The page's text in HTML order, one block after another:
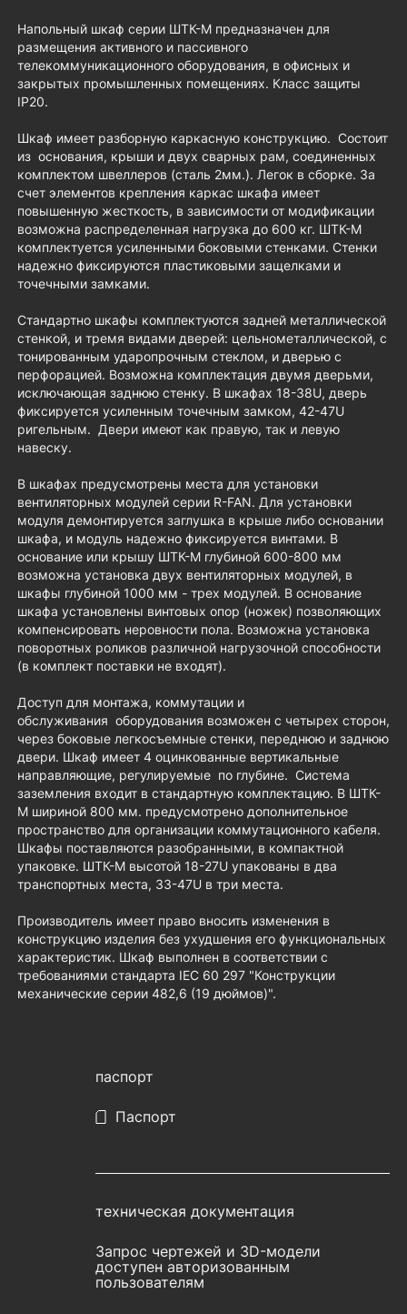
Напольный шкаф серии ШТК-М предназначен для
размещения активного и пассивного
телекоммуникационного оборудования, в офисных и
закрытых промышленных помещениях. Класс защиты
IP20.
Шкаф имеет разборную каркасную конструкцию. Состоит
из основания, крыши и двух сварных рам, соединенных
комплектом швеллеров (сталь 2мм.). Легок в сборке. За
счет элементов крепления каркас шкафа имеет
повышенную жесткость, в зависимости от модификации
возможна распределенная нагрузка до 600 кг. ШТК-М
комплектуется усиленными боковыми стенками. Стенки
надежно фиксируются пластиковыми защелками и
точечными замками.
Стандартно шкафы комплектуются задней металлической
стенкой, и тремя видами дверей: цельнометаллической, с
тонированным ударопрочным стеклом, и дверью с
перфорацией. Возможна комплектация двумя дверьми,
исключающая заднюю стенку. В шкафах 18-38U, дверь
фиксируется усиленным точечным замком, 42-47U
ригельным. Двери имеют как правую, так и левую
навеску.
В шкафах предусмотрены места для установки
вентиляторных модулей серии R-FAN. Для установки
модуля демонтируется заглушка в крыше либо основании
шкафа, и модуль надежно фиксируется винтами. В
основание или крышу ШТК-М глубиной 600-800 мм
возможна установка двух вентиляторных модулей, в
шкафы глубиной 1000 мм - трех модулей. В основание
шкафа установлены винтовых опор (ножек) позволяющих
компенсировать неровности пола. Возможна установка
поворотных роликов различной нагрузочной способности
(в комплект поставки не входят).
Доступ для монтажа, коммутации и
обслуживания оборудования возможен с четырех сторон,
через боковые легкосъемные стенки, переднюю и заднюю
двери. Шкаф имеет 4 оцинкованные вертикальные
направляющие, регулируемые по глубине. Система
заземления входит в стандартную комплектацию. В ШТК-
М шириной 800 мм. предусмотрено дополнительное
пространство для организации коммутационного кабеля.
Шкафы поставляются разобранными, в компактной
упаковке. ШТК-М высотой 18-27U упакованы в два
транспортных места, 33-47U в три места.
Производитель имеет право вносить изменения в
конструкцию изделия без ухудшения его функциональных
характеристик. Шкаф выполнен в соответствии с
требованиями стандарта IEC 60 297 "Конструкции
механические серии 482,6 (19 дюймов)".
паспорт
Паспорт
техническая документация
Запрос чертежей и 3D-модели
доступен авторизованным
пользователям